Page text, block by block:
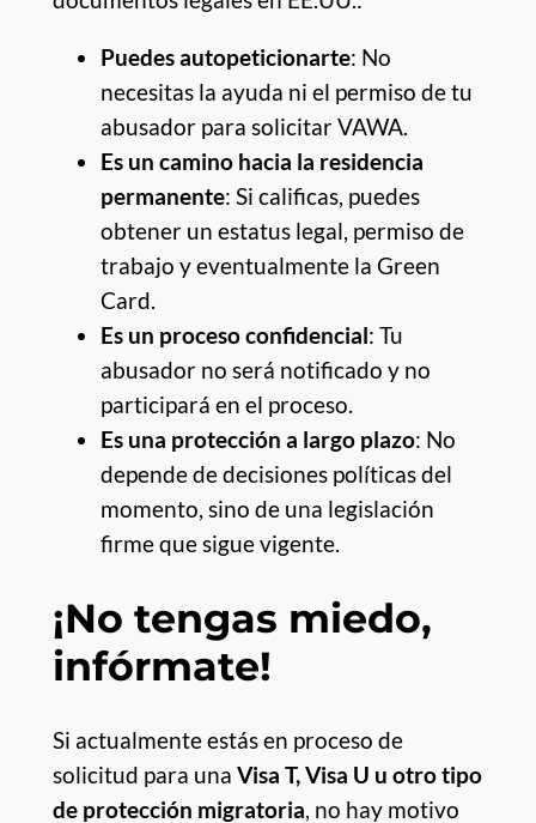
Puedes autopeticionarte: No
necesitas la ayuda ni el permiso de tu
abusador para solicitar VAWA.
Es un camino hacia la residencia
permanente: Si calificas, puedes
obtener un estatus legal, permiso de
trabajo y eventualmente la Green
Card.
Es un proceso confidencial: Tu
abusador no será notificado y no
participará en el proceso.
Es una protección a largo plazo: No
depende de decisiones políticas del
momento, sino de una legislación
firme que sigue vigente.
¡No tengas miedo,
infórmate!
Si actualmente estás en proceso de
solicitud para una Visa T, Visa U u otro tipo
de protección migratoria, no hay motivo